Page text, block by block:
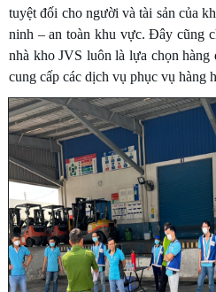
tuyệt đối cho người và tài sản của
ninh – an toàn khu vực. Đây cũng
nhà kho JVS luôn là lựa chọn hàng
cung cấp các dịch vụ phục vụ hàng